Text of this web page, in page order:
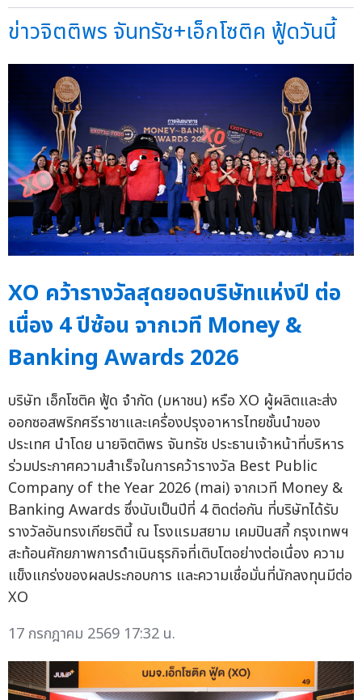
ข่าวจิตติพร จันทรัช+เอ็กโซติค ฟู้ดวันนี้
XO คว้ารางวัลสุดยอดบริษัทแห่งปี ต่อ
เนื่อง 4 ปีซ้อน จากเวที Money &
Banking Awards 2026
บริษัท เอ็กโซติค ฟู้ด จำกัด (มหาชน) หรือ XO ผู้ผลิตและส่ง
ออกซอสพริกศรีราชาและเครื่องปรุงอาหารไทยชั้นนำของ
ประเทศ นำโดย นายจิตติพร จันทรัช ประธานเจ้าหน้าที่บริหาร
ร่วมประกาศความสำเร็จในการคว้ารางวัล Best Public
Company of the Year 2026 (mai) จากเวที Money &
Banking Awards ซึ่งนับเป็นปีที่ 4 ติดต่อกัน ที่บริษัทได้รับ
รางวัลอันทรงเกียรตินี้ ณ โรงแรมสยาม เคมปินสกี้ กรุงเทพฯ
สะท้อนศักยภาพการดำเนินธุรกิจที่เติบโตอย่างต่อเนื่อง ความ
แข็งแกร่งของผลประกอบการ และความเชื่อมั่นที่นักลงทุนมีต่อ
XO
17 กรกฎาคม 2569 17:32 น.